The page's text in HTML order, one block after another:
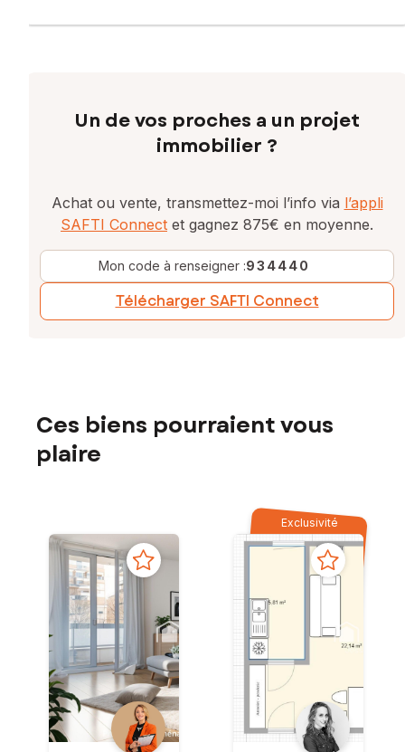
Un de vos proches a un projet
immobilier ?
Achat ou vente, transmettez-moi l’info via l’appli
SAFTI Connect et gagnez 875€ en moyenne.
Mon code à renseigner :934440
Télécharger SAFTI Connect
Ces biens pourraient vous
plaire
Exclusivité